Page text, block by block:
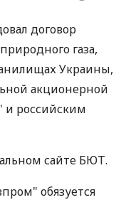
договор
газа,
Украины,
акционерной
и российским
сайте БЮТ.
обязуется